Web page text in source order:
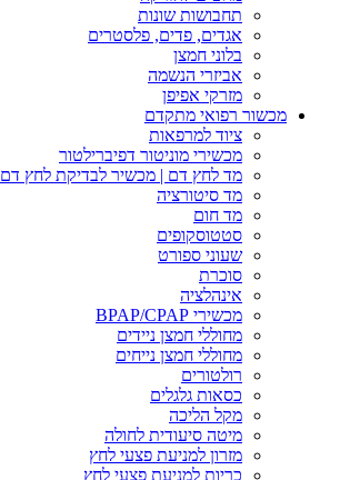
תחבושות שונות
אגדים, פדים, פלסטרים
בלוני חמצן
אביזרי הנשמה
מזרקי אפיפן
מכשור רפואי מתקדם
ציוד למרפאות
מכשירי מוניטור דפיברילטור
מד לחץ דם | מכשיר לבדיקת לחץ דם
מד סיטורציה
מד חום
סטטוסקופים
שעוני ספורט
סוכרת
אינהלציה
מכשירי BPAP/CPAP
מחוללי חמצן ניידים
מחוללי חמצן נייחים
רולטורים
כסאות גלגלים
מקל הליכה
מיטה סיעודית לחולה
מזרון למניעת פצעי לחץ
כריות למניעת פצעי לחץ